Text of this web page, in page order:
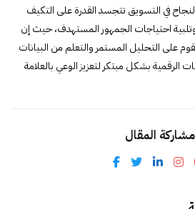
في التسويق تتجسد القدرة على التكيف
وتلبية احتياجات الجمهور المستهدف، حيث إن
على التحليل المستمر والتعلم من البيانات
الرقمية بشكل مبتكر لتعزيز الوعي بالعلامة
مشاركة المقال